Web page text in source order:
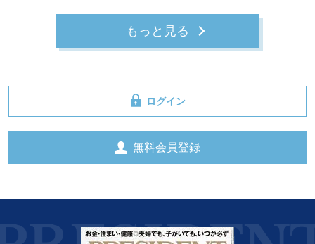
もっと見る
ログイン
無料会員登録